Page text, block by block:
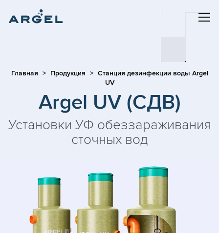
Главная Продукция
Станция дезинфекции воды Argel
UV
Argel UV (СДВ)
Установки УФ обеззараживания
сточных вод